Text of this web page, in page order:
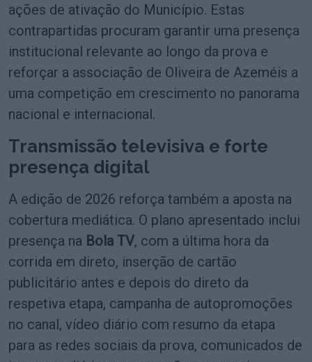
ações de ativação do Município. Estas
contrapartidas procuram garantir uma presença
institucional relevante ao longo da prova e
reforçar a associação de Oliveira de Azeméis a
uma competição em crescimento no panorama
nacional e internacional.
Transmissão televisiva e forte
presença digital
A edição de 2026 reforça também a aposta na
cobertura mediática. O plano apresentado inclui
presença na Bola TV, com a última hora da
corrida em direto, inserção de cartão
publicitário antes e depois do direto da
respetiva etapa, campanha de autopromoções
no canal, vídeo diário com resumo da etapa
para as redes sociais da prova, comunicados de